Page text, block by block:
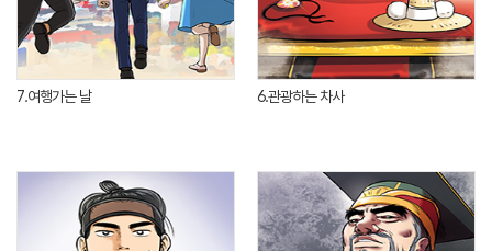
7.여행가는 날 6.관광하는 차사